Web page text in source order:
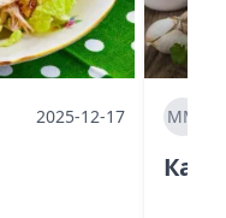
2025-12-17 ММ